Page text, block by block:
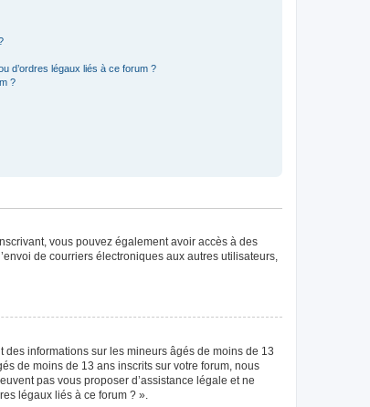
d’ordres légaux liés à ce forum ?
?
vous pouvez également avoir accès à des
de courriers électroniques aux autres utilisateurs,
informations sur les mineurs âgés de moins de 13
de moins de 13 ans inscrits sur votre forum, nous
pas vous proposer d’assistance légale et ne
légaux liés à ce forum ? ».